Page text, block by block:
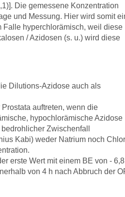
Die gemessene Konzentration
und Messung. Hier wird somit
Falle hyperchlorämisch, weil diese
/ Azidosen (s. u.) wird diese
Dilutions-Azidose auch als
auftreten, wenn die
hypochlorämische Azidose
Zwischenfall
Kabi) weder Natrium noch
erste Wert mit einem BE von - 6,8
von 4 h nach Abbruch der